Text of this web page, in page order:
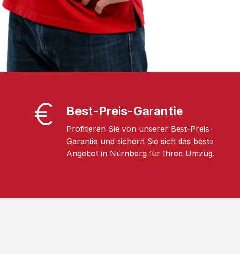
Best-Preis-Garantie
Profitieren Sie von unserer Best-Preis-
Garantie und sichern Sie sich das beste
Angebot in Nürnberg für Ihren Umzug.